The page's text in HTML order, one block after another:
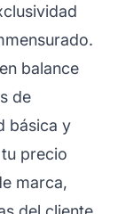
balance
de
básica y
precio
marca,